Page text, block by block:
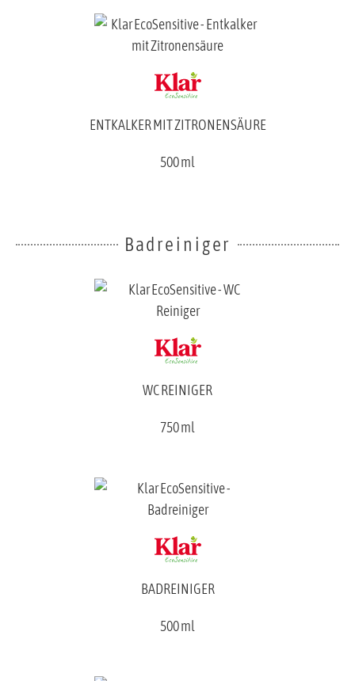
ENTKALKER MIT ZITRONENSÄURE
500 ml
Badreiniger
WC REINIGER
750 ml
BADREINIGER
500 ml